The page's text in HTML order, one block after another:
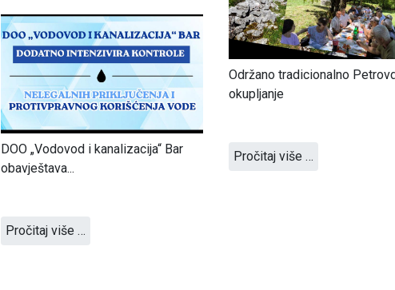
DOO „Vodovod i kanalizacija“ Bar
obavještava...
Pročitaj više …
Održano tradicionalno
okupljanje
Pročitaj više …